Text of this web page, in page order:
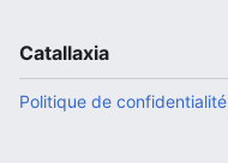
Catallaxia
Politique de confidentialité